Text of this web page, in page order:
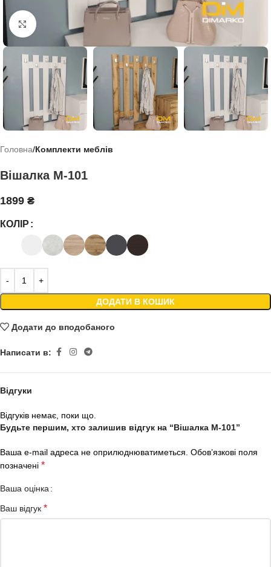
Click to enlarge
Головна Комплекти меблів
Вішалка М-101
1899 ₴
КОЛІР
ДОДАТИ В КОШИК
Додати до вподобаного
Написати в:
Відгуки
Відгуків немає, поки що.
Будьте першим, хто залишив відгук на “Вішалка М-101”
Ваша e-mail адреса не оприлюднюватиметься. Обов’язкові поля
позначені *
Ваша оцінка
Ваш відгук *